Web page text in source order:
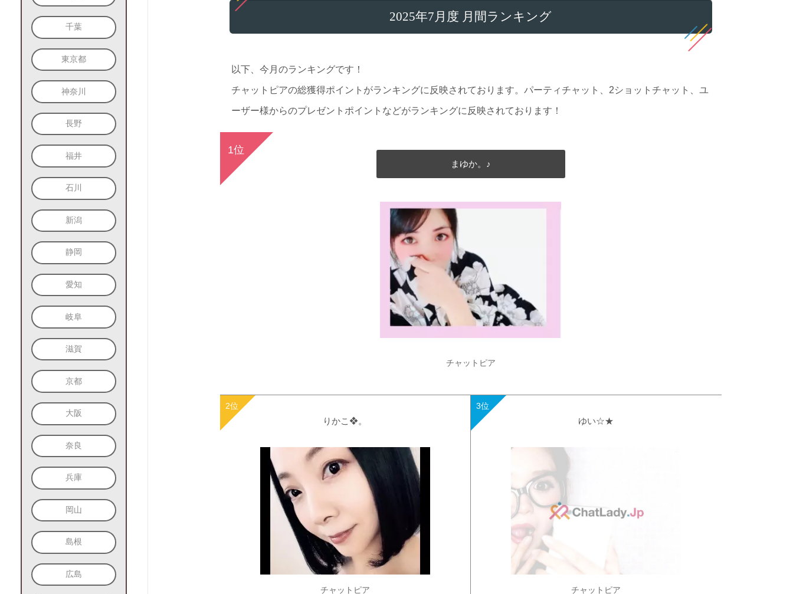
千葉
東京都
神奈川
長野
福井
石川
新潟
静岡
愛知
岐阜
滋賀
京都
大阪
奈良
兵庫
岡山
島根
広島
2025年7月度 月間ランキング
以下、今月のランキングです！
チャットピアの総獲得ポイントがランキングに反映されております。パーティチャット、2ショットチャット、ユ
ーザー様からのプレゼントポイントなどがランキングに反映されております！
まゆか。♪
チャットピア
りかこ❖。
チャットピア
ゆい☆★
チャットピア